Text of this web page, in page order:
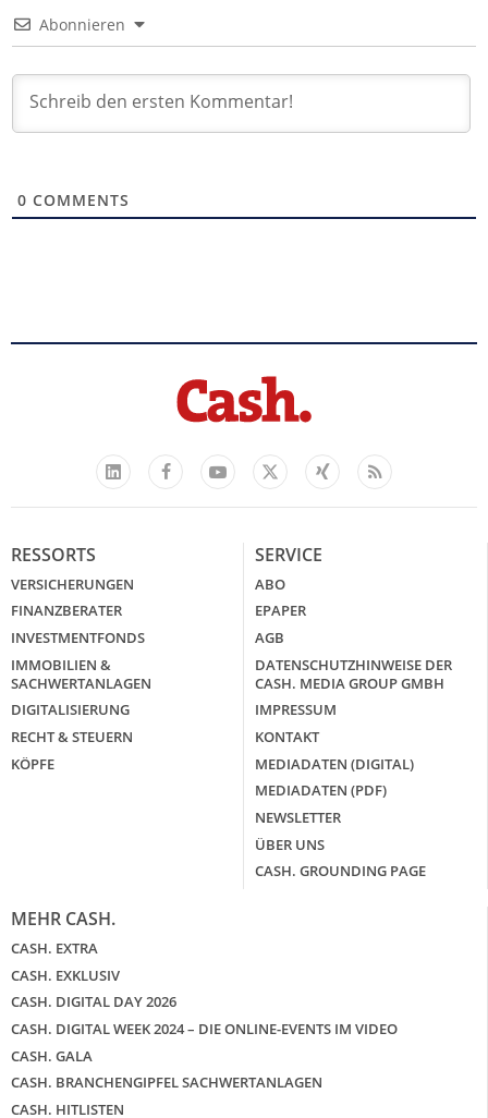
Abonnieren
0 COMMENTS
LinkedIn
FacebookYouTube
X
Xing Feed
RESSORTS
VERSICHERUNGEN
FINANZBERATER
INVESTMENTFONDS
IMMOBILIEN &
SACHWERTANLAGEN
DIGITALISIERUNG
RECHT & STEUERN
KÖPFE
SERVICE
ABO
EPAPER
AGB
DATENSCHUTZHINWEISE DER
CASH. MEDIA GROUP GMBH
IMPRESSUM
KONTAKT
MEDIADATEN (DIGITAL)
MEDIADATEN (PDF)
NEWSLETTER
ÜBER UNS
CASH. GROUNDING PAGE
MEHR CASH.
CASH. EXTRA
CASH. EXKLUSIV
CASH. DIGITAL DAY 2026
CASH. DIGITAL WEEK 2024 – DIE ONLINE-EVENTS IM VIDEO
CASH. GALA
CASH. BRANCHENGIPFEL SACHWERTANLAGEN
CASH. HITLISTEN